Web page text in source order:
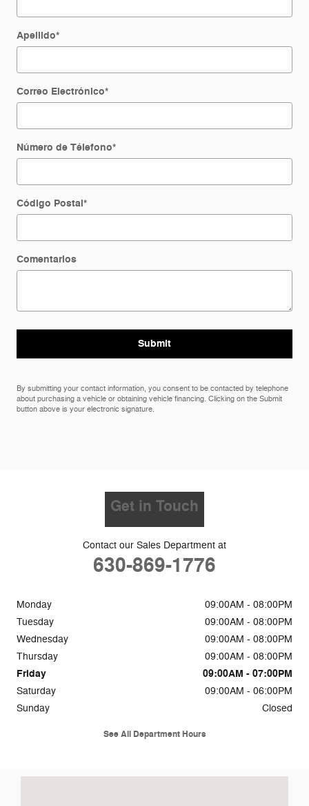
Apellido*
Correo Electrónico*
Número de Télefono*
Código Postal*
Comentarios
Submit
By submitting your contact information, you consent to be contacted by telephone
about purchasing a vehicle or obtaining vehicle financing. Clicking on the Submit
button above is your electronic signature.
Get in Touch
Contact our Sales Department at
630-869-1776
Monday
09:00AM - 08:00PM
Tuesday
09:00AM - 08:00PM
Wednesday
09:00AM - 08:00PM
Thursday
09:00AM - 08:00PM
Friday 09:00AM - 07:00PM
Saturday
09:00AM - 06:00PM
Sunday
Closed
See All Department Hours